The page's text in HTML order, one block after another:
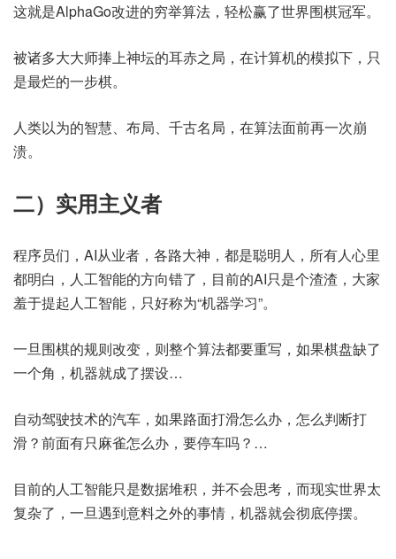
这就是AlphaGo改进的穷举算法，轻松赢了世界围棋冠军。
被诸多大大师捧上神坛的耳赤之局，在计算机的模拟下，只
是最烂的一步棋。
人类以为的智慧、布局、千古名局，在算法面前再一次崩
溃。
二）实用主义者
程序员们，AI从业者，各路大神，都是聪明人，所有人心里
都明白，人工智能的方向错了，目前的AI只是个渣渣，大家
羞于提起人工智能，只好称为“机器学习”。
一旦围棋的规则改变，则整个算法都要重写，如果棋盘缺了
一个角，机器就成了摆设…
自动驾驶技术的汽车，如果路面打滑怎么办，怎么判断打
滑？前面有只麻雀怎么办，要停车吗？…
目前的人工智能只是数据堆积，并不会思考，而现实世界太
复杂了，一旦遇到意料之外的事情，机器就会彻底停摆。